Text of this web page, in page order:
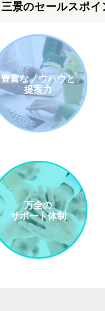
三景のセールスポイ
豊富なノウハウと
提案力
万全の
サポート体制